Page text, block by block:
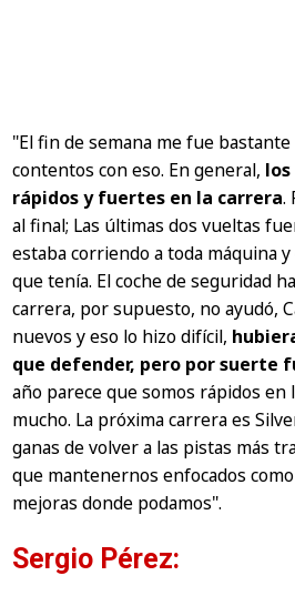
"El fin de semana me fue
contentos con eso. En general,
rápidos y fuertes en la carrera.
al final; Las últimas dos vueltas
estaba corriendo a toda máquina
que tenía. El coche de seguridad
carrera, por supuesto, no ayudó,
nuevos y eso lo hizo difícil,
que defender, pero por suerte
año parece que somos rápidos en
mucho. La próxima carrera es
ganas de volver a las pistas más
que mantenernos enfocados
mejoras donde podamos".
Sergio Pérez: